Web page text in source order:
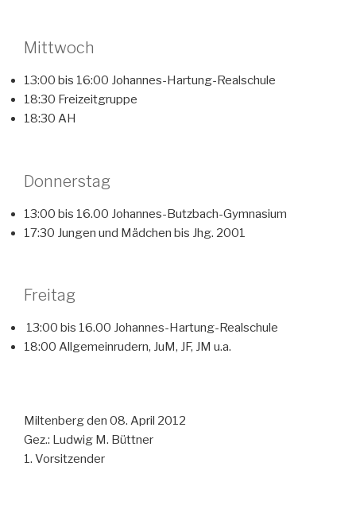
Mittwoch
13:00 bis 16:00 Johannes-Hartung-Realschule
18:30 Freizeitgruppe
18:30 AH
Donnerstag
13:00 bis 16.00 Johannes-Butzbach-Gymnasium
17:30 Jungen und Mädchen bis Jhg. 2001
Freitag
13:00 bis 16.00 Johannes-Hartung-Realschule
18:00 Allgemeinrudern, JuM, JF, JM u.a.
Miltenberg den 08. April 2012
Gez.: Ludwig M. Büttner
1. Vorsitzender